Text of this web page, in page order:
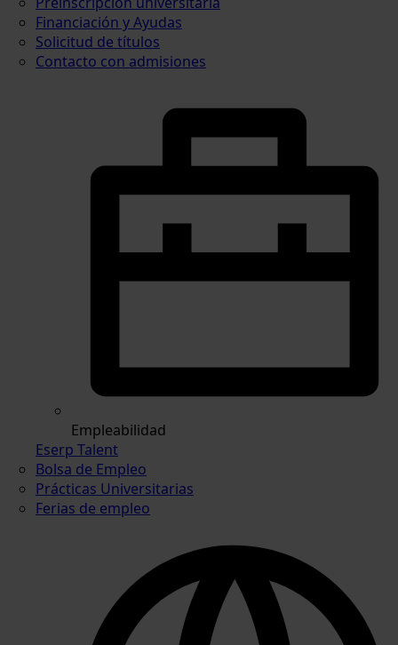
Financiación y Ayudas
Solicitud de títulos
Contacto con admisiones
Empleabilidad
Eserp Talent
Bolsa de Empleo
Prácticas Universitarias
Ferias de empleo